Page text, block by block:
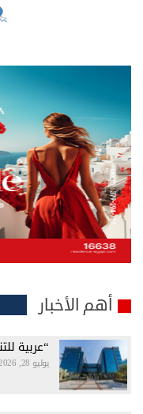
أهم الأخبار
“عربية
يوليو 28, 2026